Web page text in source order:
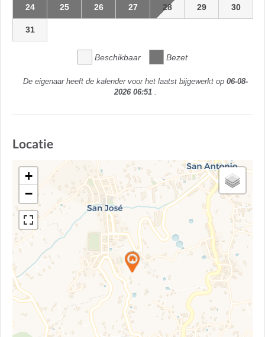
24 25 26 27 28 29 30
31
Beschikbaar Bezet
De eigenaar heeft de kalender voor het laatst bijgewerkt op 06-08-
2026 06:51 .
Locatie
+
−